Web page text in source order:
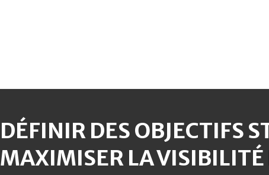
DÉFINIR DES OBJECTIFS
MAXIMISER LA VISIBILITÉ